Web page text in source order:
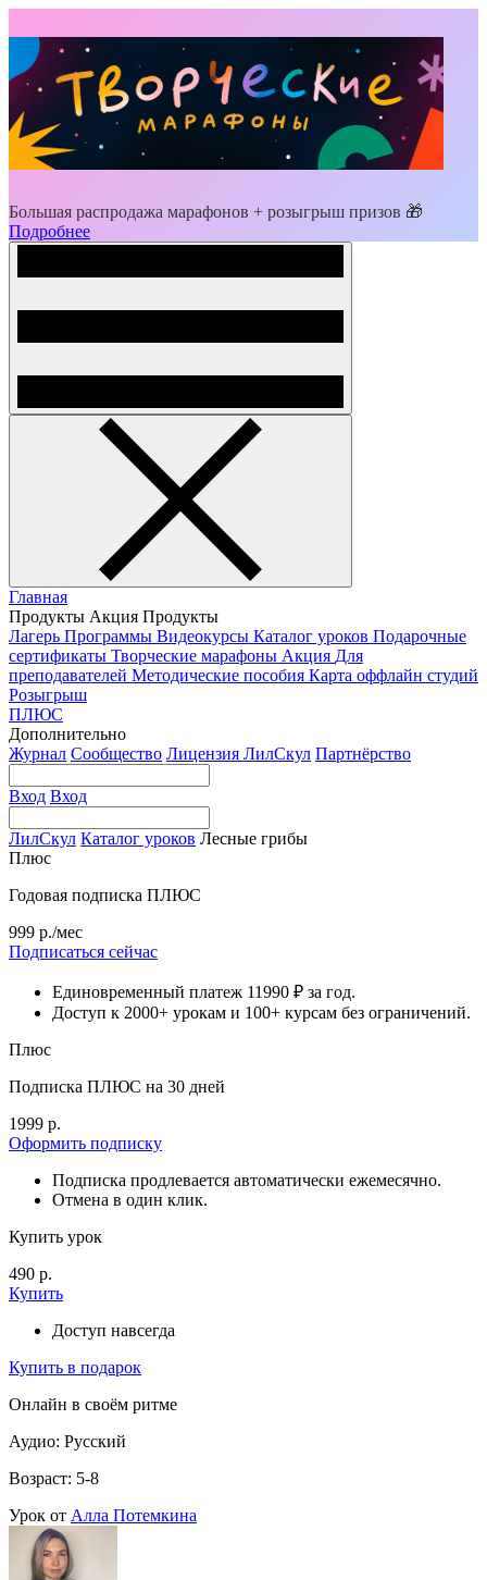
Большая распродажа марафонов + розыгрыш призов 🎁
Подробнее
Главная
Продукты Акция Продукты
Лагерь Программы Видеокурсы Каталог уроков Подарочные
сертификаты Творческие марафоны Акция Для
преподавателей Методические пособия Карта оффлайн студий
Розыгрыш
ПЛЮС
Дополнительно
Журнал Сообщество Лицензия ЛилСкул Партнёрство
Вход Вход
ЛилСкул Каталог уроков Лесные грибы
Плюс
Годовая подписка ПЛЮС
999 р./мес
Подписаться сейчас
Единовременный платеж 11990 ₽ за год.
Доступ к 2000+ урокам и 100+ курсам без ограничений.
Плюс
Подписка ПЛЮС на 30 дней
1999 р.
Оформить подписку
Подписка продлевается автоматически ежемесячно.
Отмена в один клик.
Купить урок
490 р.
Купить
Доступ навсегда
Купить в подарок
Онлайн в своём ритме
Аудио: Русский
Возраст: 5-8
Урок от Алла Потемкина